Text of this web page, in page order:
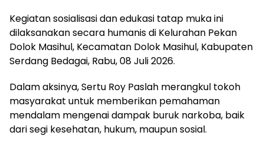
​Kegiatan sosialisasi dan edukasi tatap muka ini
dilaksanakan secara humanis di Kelurahan Pekan
Dolok Masihul, Kecamatan Dolok Masihul, Kabupaten
Serdang Bedagai, Rabu, 08 Juli 2026.
​Dalam aksinya, Sertu Roy Paslah merangkul tokoh
masyarakat untuk memberikan pemahaman
mendalam mengenai dampak buruk narkoba, baik
dari segi kesehatan, hukum, maupun sosial.